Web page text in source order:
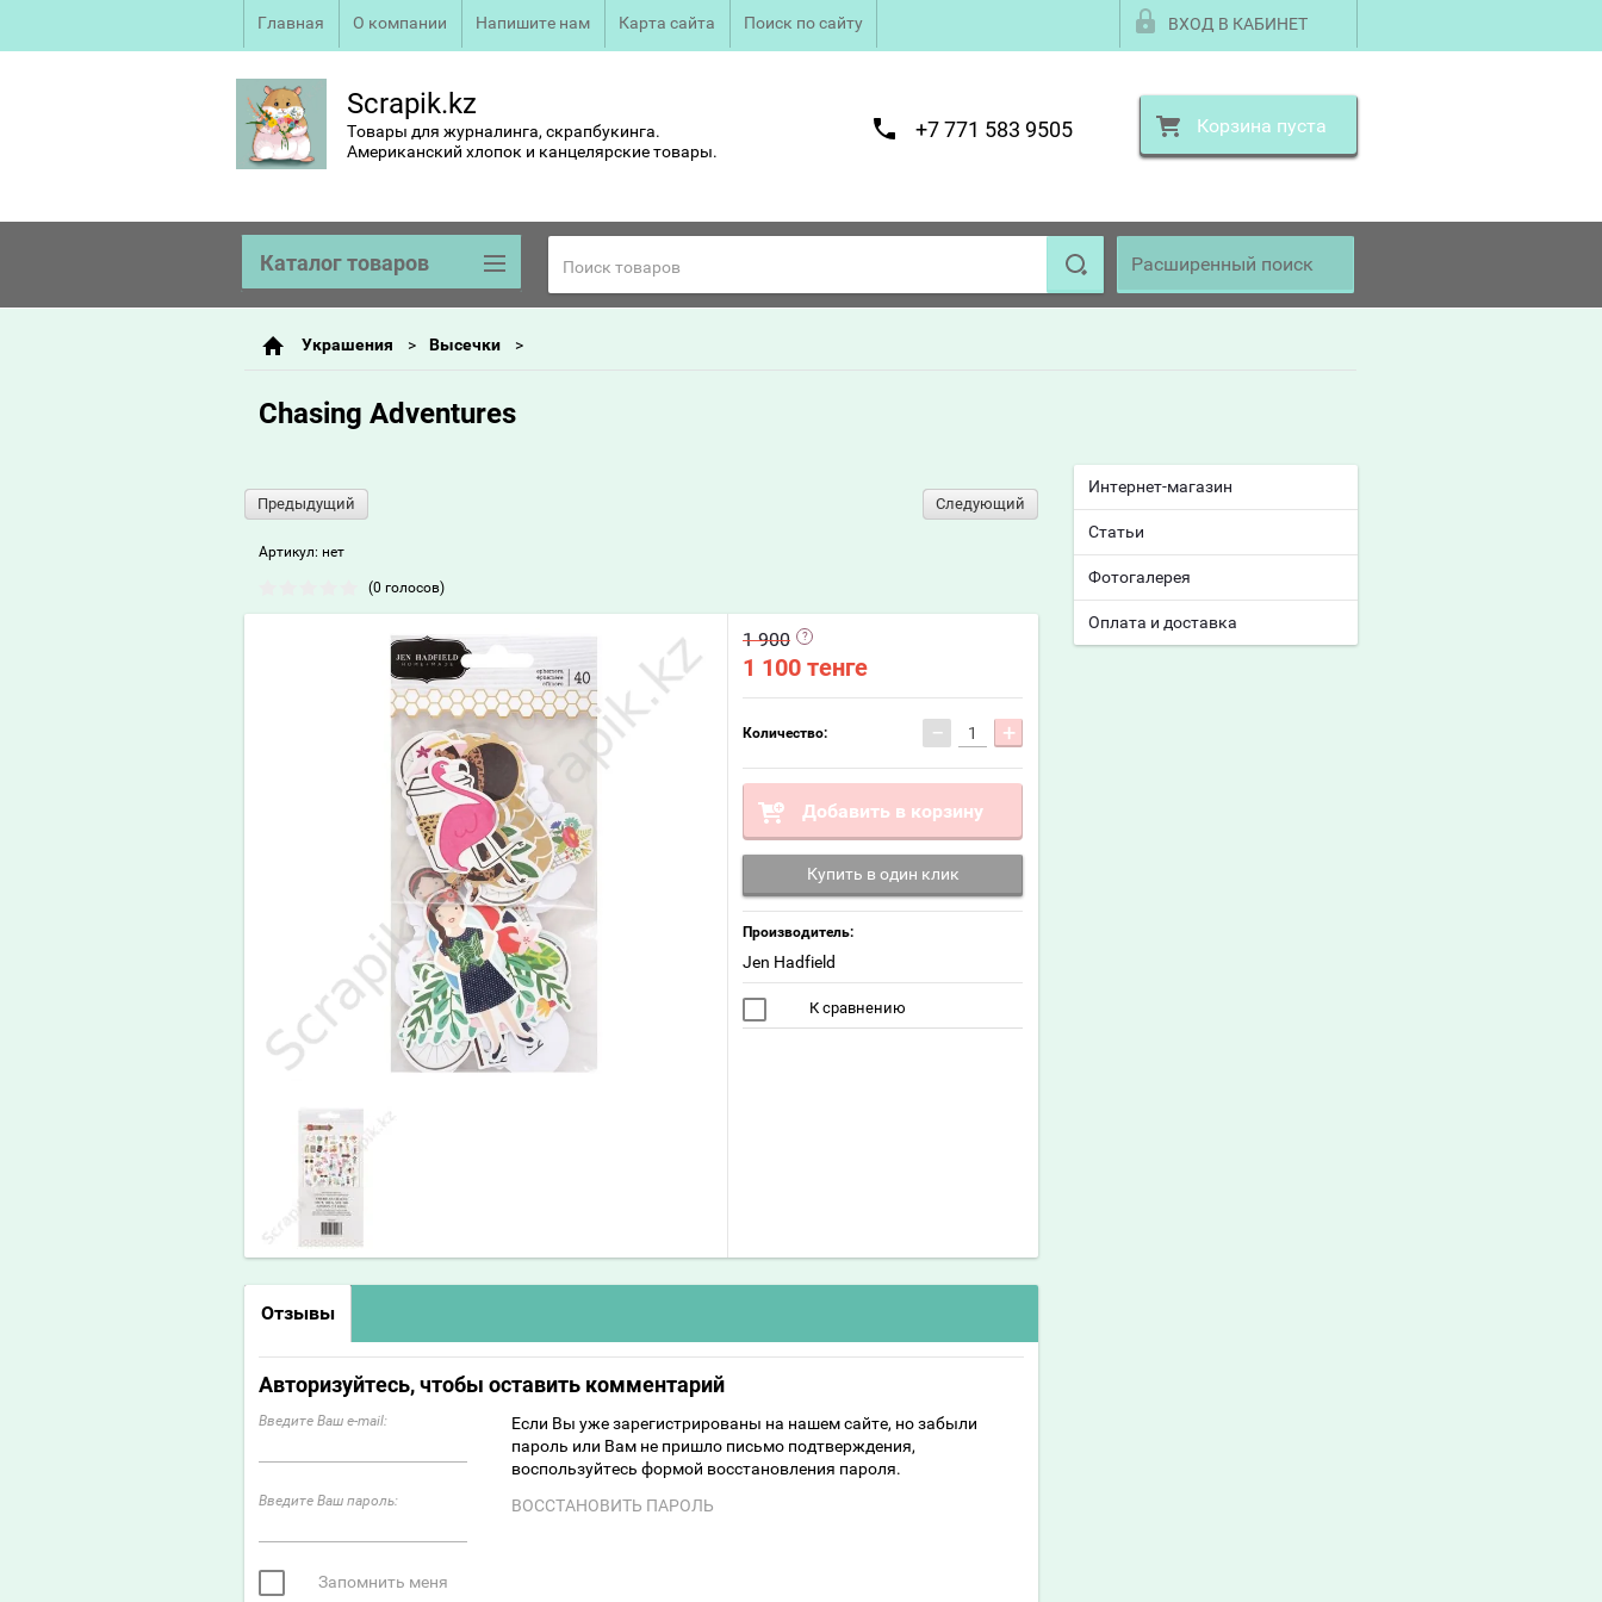
Главная О компании Напишите нам Карта сайта Поиск по сайту ВХОД В КАБИНЕТ
Scrapik.kz
Товары для журналинга, скрапбукинга.
Американский хлопок и канцелярские товары.
+7 771 583 9505 Корзина пуста
Расширенный поиск
Украшения Высечки
Chasing Adventures
Предыдущий Следующий
Артикул: нет
(0 голосов)
1 900
1 100 тенге
Количество: − +
Добавить в корзину
Купить в один клик
Производитель:
Jen Hadfield
К сравнению
Отзывы
Авторизуйтесь, чтобы оставить комментарий
Введите Ваш e-mail:
Введите Ваш пароль:
Запомнить меня
Если Вы уже зарегистрированы на нашем сайте, но забыли
пароль или Вам не пришло письмо подтверждения,
воспользуйтесь формой восстановления пароля.
ВОССТАНОВИТЬ ПАРОЛЬ
Каталог товаров
Интернет-магазин
Статьи
Фотогалерея
Оплата и доставка